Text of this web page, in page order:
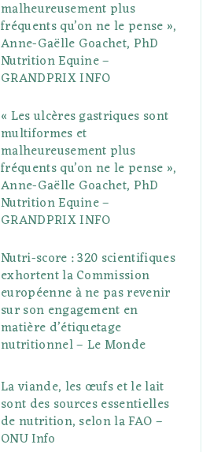
l
s
a
m
s
malheureusement plus
fréquents qu’on ne le pense »,
Anne-Gaëlle Goachet, PhD
Nutrition Equine –
GRANDPRIX INFO
« Les ulcères gastriques sont
multiformes et
malheureusement plus
fréquents qu’on ne le pense »,
Anne-Gaëlle Goachet, PhD
Nutrition Equine –
GRANDPRIX INFO
Nutri-score : 320 scientifiques
exhortent la Commission
européenne à ne pas revenir
sur son engagement en
matière d’étiquetage
nutritionnel – Le Monde
La viande, les œufs et le lait
sont des sources essentielles
de nutrition, selon la FAO –
ONU Info